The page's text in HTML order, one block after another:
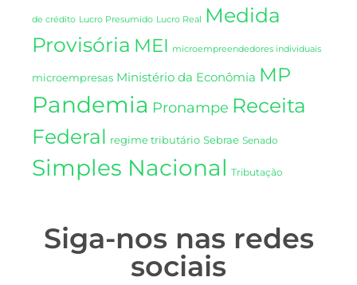
de crédito Lucro Presumido Lucro Real
Medida
Provisória MEI microempreendedores individuais
microempresas Ministério da Econômia MP
Pandemia Pronampe Receita
Federal regime tributário Sebrae Senado
Simples Nacional Tributação
Siga-nos nas redes
sociais